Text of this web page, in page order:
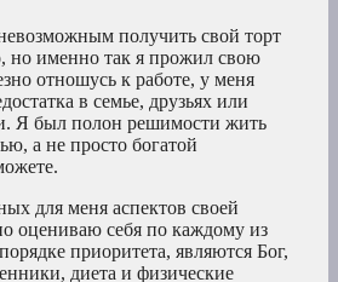
получить свой торт
но именно так я прожил свою
отношусь к работе, у меня
в семье, друзьях или
Я был полон решимости жить
а не просто богатой
для меня аспектов своей
оцениваю себя по каждому из
приоритета, являются Бог,
диета и физические